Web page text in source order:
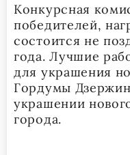
Конкурсная
победителей,
состоится не
года. Лучшие
для украшения
Гордумы
украшении
города.